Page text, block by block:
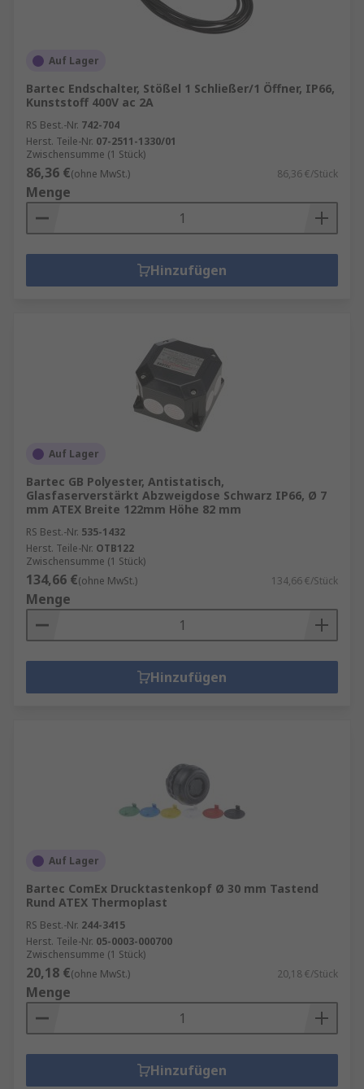
Auf Lager
Bartec Endschalter, Stößel 1 Schließer/1 Öffner, IP66,
Kunststoff 400V ac 2A
RS Best.-Nr. 742-704
Herst. Teile-Nr. 07-2511-1330/01
Zwischensumme (1 Stück)
86,36 €(ohne MwSt.) 86,36 €/Stück
Menge
Hinzufügen
Auf Lager
Bartec GB Polyester, Antistatisch,
Glasfaserverstärkt Abzweigdose Schwarz IP66, Ø 7
mm ATEX Breite 122mm Höhe 82 mm
RS Best.-Nr. 535-1432
Herst. Teile-Nr. OTB122
Zwischensumme (1 Stück)
134,66 €(ohne MwSt.) 134,66 €/Stück
Menge
Hinzufügen
Auf Lager
Bartec ComEx Drucktastenkopf Ø 30 mm Tastend
Rund ATEX Thermoplast
RS Best.-Nr. 244-3415
Herst. Teile-Nr. 05-0003-000700
Zwischensumme (1 Stück)
20,18 €(ohne MwSt.) 20,18 €/Stück
Menge
Hinzufügen